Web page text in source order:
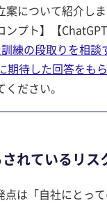
案について紹介し
ンプト】【
練の段取りを相談
待した回答をも
ださい。
れているリス
点は「自社にとっ